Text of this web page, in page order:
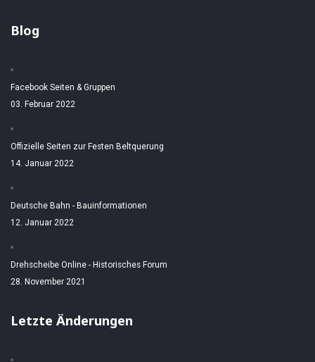
Blog
Facebook Seiten & Gruppen
03. Februar 2022
Offizielle Seiten zur Festen Beltquerung
14. Januar 2022
Deutsche Bahn - Bauinformationen
12. Januar 2022
Drehscheibe Online - Historisches Forum
28. November 2021
Letzte Änderungen